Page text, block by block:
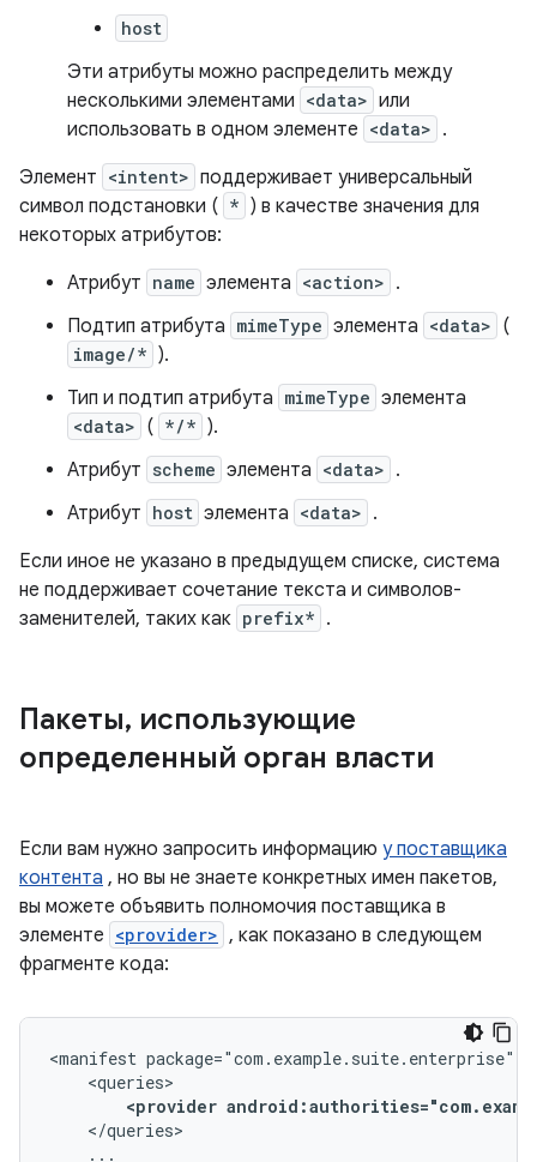
host
Эти атрибуты можно распределить между
несколькими элементами <data> или
использовать в одном элементе <data> .
Элемент <intent> поддерживает универсальный
символ подстановки ( * ) в качестве значения для
некоторых атрибутов:
Атрибут name элемента <action> .
Подтип атрибута mimeType элемента <data> (
image/* ).
Тип и подтип атрибута mimeType элемента
<data> ( */* ).
Атрибут scheme элемента <data> .
Атрибут host элемента <data> .
Если иное не указано в предыдущем списке, система
не поддерживает сочетание текста и символов-
заменителей, таких как prefix* .
Пакеты, использующие
определенный орган власти
Если вам нужно запросить информацию у поставщика
контента , но вы не знаете конкретных имен пакетов,
вы можете объявить полномочия поставщика в
элементе <provider> , как показано в следующем
фрагменте кода:
<manifest
<provider
...